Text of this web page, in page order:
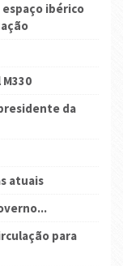
espaço ibérico
da
atuais
para